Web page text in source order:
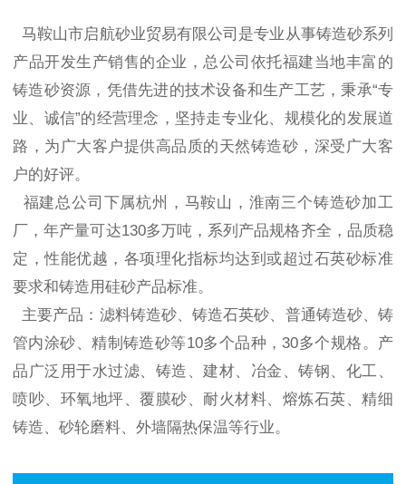
马鞍山市启航砂业贸易有限公司是专业从事铸造砂系列
产品开发生产销售的企业，总公司依托福建当地丰富的
铸造砂资源，凭借先进的技术设备和生产工艺，秉承“专
业、诚信”的经营理念，坚持走专业化、规模化的发展道
路，为广大客户提供高品质的天然铸造砂，深受广大客
户的好评。
福建总公司下属杭州，马鞍山，淮南三个铸造砂加工
厂，年产量可达130多万吨，系列产品规格齐全，品质稳
定，性能优越，各项理化指标均达到或超过石英砂标准
要求和铸造用硅砂产品标准。
主要产品：滤料铸造砂、铸造石英砂、普通铸造砂、铸
管内涂砂、精制铸造砂等10多个品种，30多个规格。产
品广泛用于水过滤、铸造、建材、冶金、铸钢、化工、
喷吵、环氧地坪、覆膜砂、耐火材料、熔炼石英、精细
铸造、砂轮磨料、外墙隔热保温等行业。